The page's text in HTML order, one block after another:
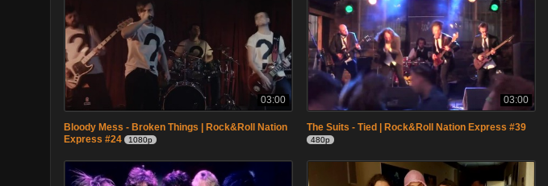
03:00
Bloody Mess - Broken Things | Rock&Roll Nation
Express #24
1080p
03:00
The Suits - Tied | Rock&Roll Nation Express #39
480p